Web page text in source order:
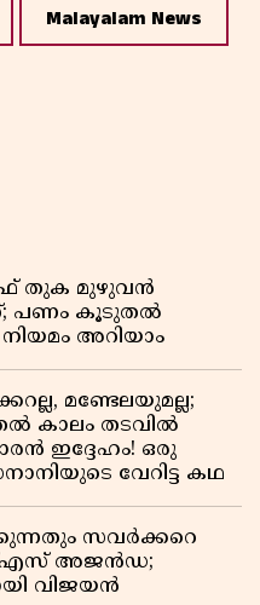
Malayalam News
എഫ് തുക മുഴുവൻ
പണം കൂടുതൽ
അറിയാം
മണ്ടേലയുമല്ല;
കാലം തടവിൽ
ഇദ്ദേഹം! ഒരു
വേറിട്ട കഥ
സവർക്കറെ
അജൻഡ;
വിജയൻ